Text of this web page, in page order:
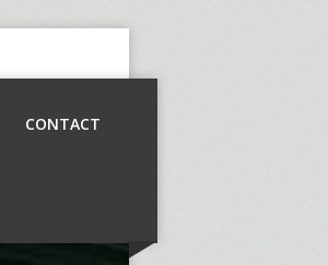
CONTACT